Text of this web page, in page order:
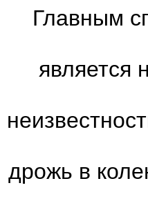
Главным
является
дрожь в